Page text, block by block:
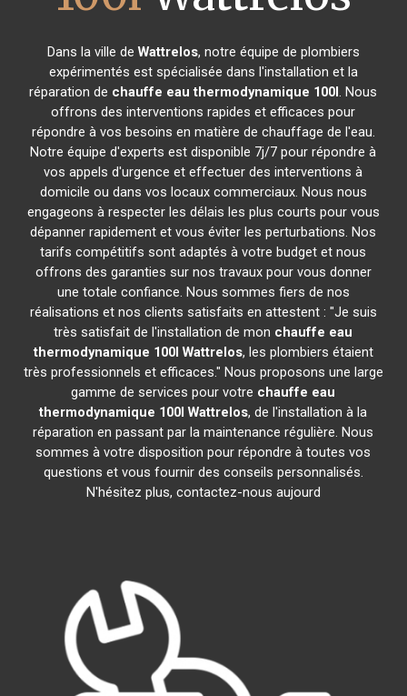
Dans la ville de Wattrelos, notre équipe de plombiers
expérimentés est spécialisée dans l'installation et la
réparation de chauffe eau thermodynamique 100l. Nous
offrons des interventions rapides et efficaces pour
répondre à vos besoins en matière de chauffage de l'eau.
Notre équipe d'experts est disponible 7j/7 pour répondre à
vos appels d'urgence et effectuer des interventions à
domicile ou dans vos locaux commerciaux. Nous nous
engageons à respecter les délais les plus courts pour vous
dépanner rapidement et vous éviter les perturbations. Nos
tarifs compétitifs sont adaptés à votre budget et nous
offrons des garanties sur nos travaux pour vous donner
une totale confiance. Nous sommes fiers de nos
réalisations et nos clients satisfaits en attestent : "Je suis
très satisfait de l'installation de mon chauffe eau
thermodynamique 100l Wattrelos, les plombiers étaient
très professionnels et efficaces." Nous proposons une large
gamme de services pour votre chauffe eau
thermodynamique 100l Wattrelos, de l'installation à la
réparation en passant par la maintenance régulière. Nous
sommes à votre disposition pour répondre à toutes vos
questions et vous fournir des conseils personnalisés.
N'hésitez plus, contactez-nous aujourd